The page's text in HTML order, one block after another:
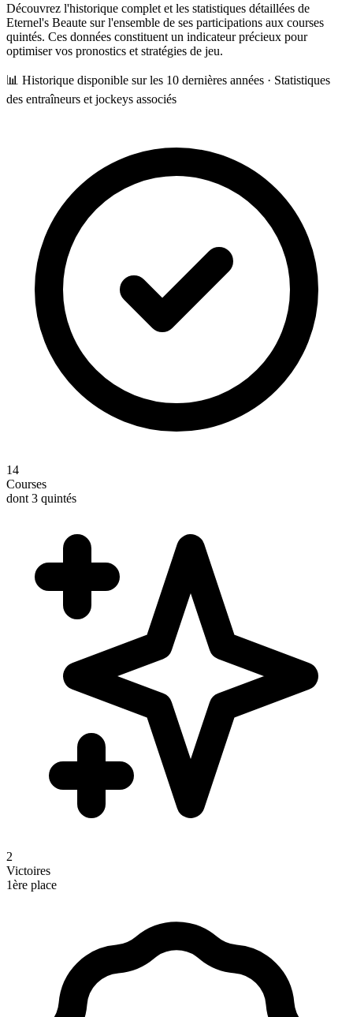
Découvrez l'historique complet et les statistiques détaillées de
Eternel's Beaute sur l'ensemble de ses participations aux courses
quintés. Ces données constituent un indicateur précieux pour
optimiser vos pronostics et stratégies de jeu.
📊 Historique disponible sur les 10 dernières années · Statistiques
des entraîneurs et jockeys associés
14
Courses
dont 3 quintés
2
Victoires
1ère place